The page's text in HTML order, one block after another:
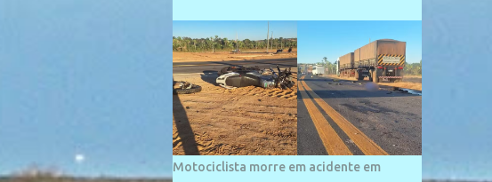
Motociclista morre em acidente em